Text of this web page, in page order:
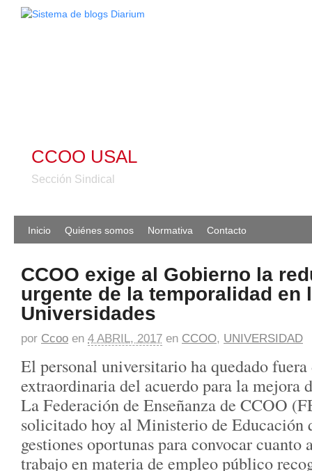
CCOO USAL
Sección Sindical
Inicio Quiénes somos Normativa Contacto
CCOO exige al Gobierno la
urgente de la temporalidad en
Universidades
por Ccoo en 4 ABRIL, 2017 en CCOO, UNIVERSIDAD
El personal universitario ha quedado
extraordinaria del acuerdo para la mejora
La Federación de Enseñanza de CCOO
solicitado hoy al Ministerio de Educación
gestiones oportunas para convocar cuanto
trabajo en materia de empleo público